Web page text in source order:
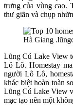
trưng của vùng cao.
thư giãn và chụp
Lũng Cú Lake View
Lô Lô. Homestay
người Lô Lô,
khác biệt hoàn toàn
Lũng Cú Lake View
mạc tạo nên một